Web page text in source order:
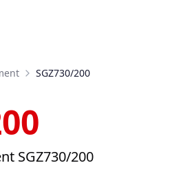
SGZ730/200
SGZ730/200